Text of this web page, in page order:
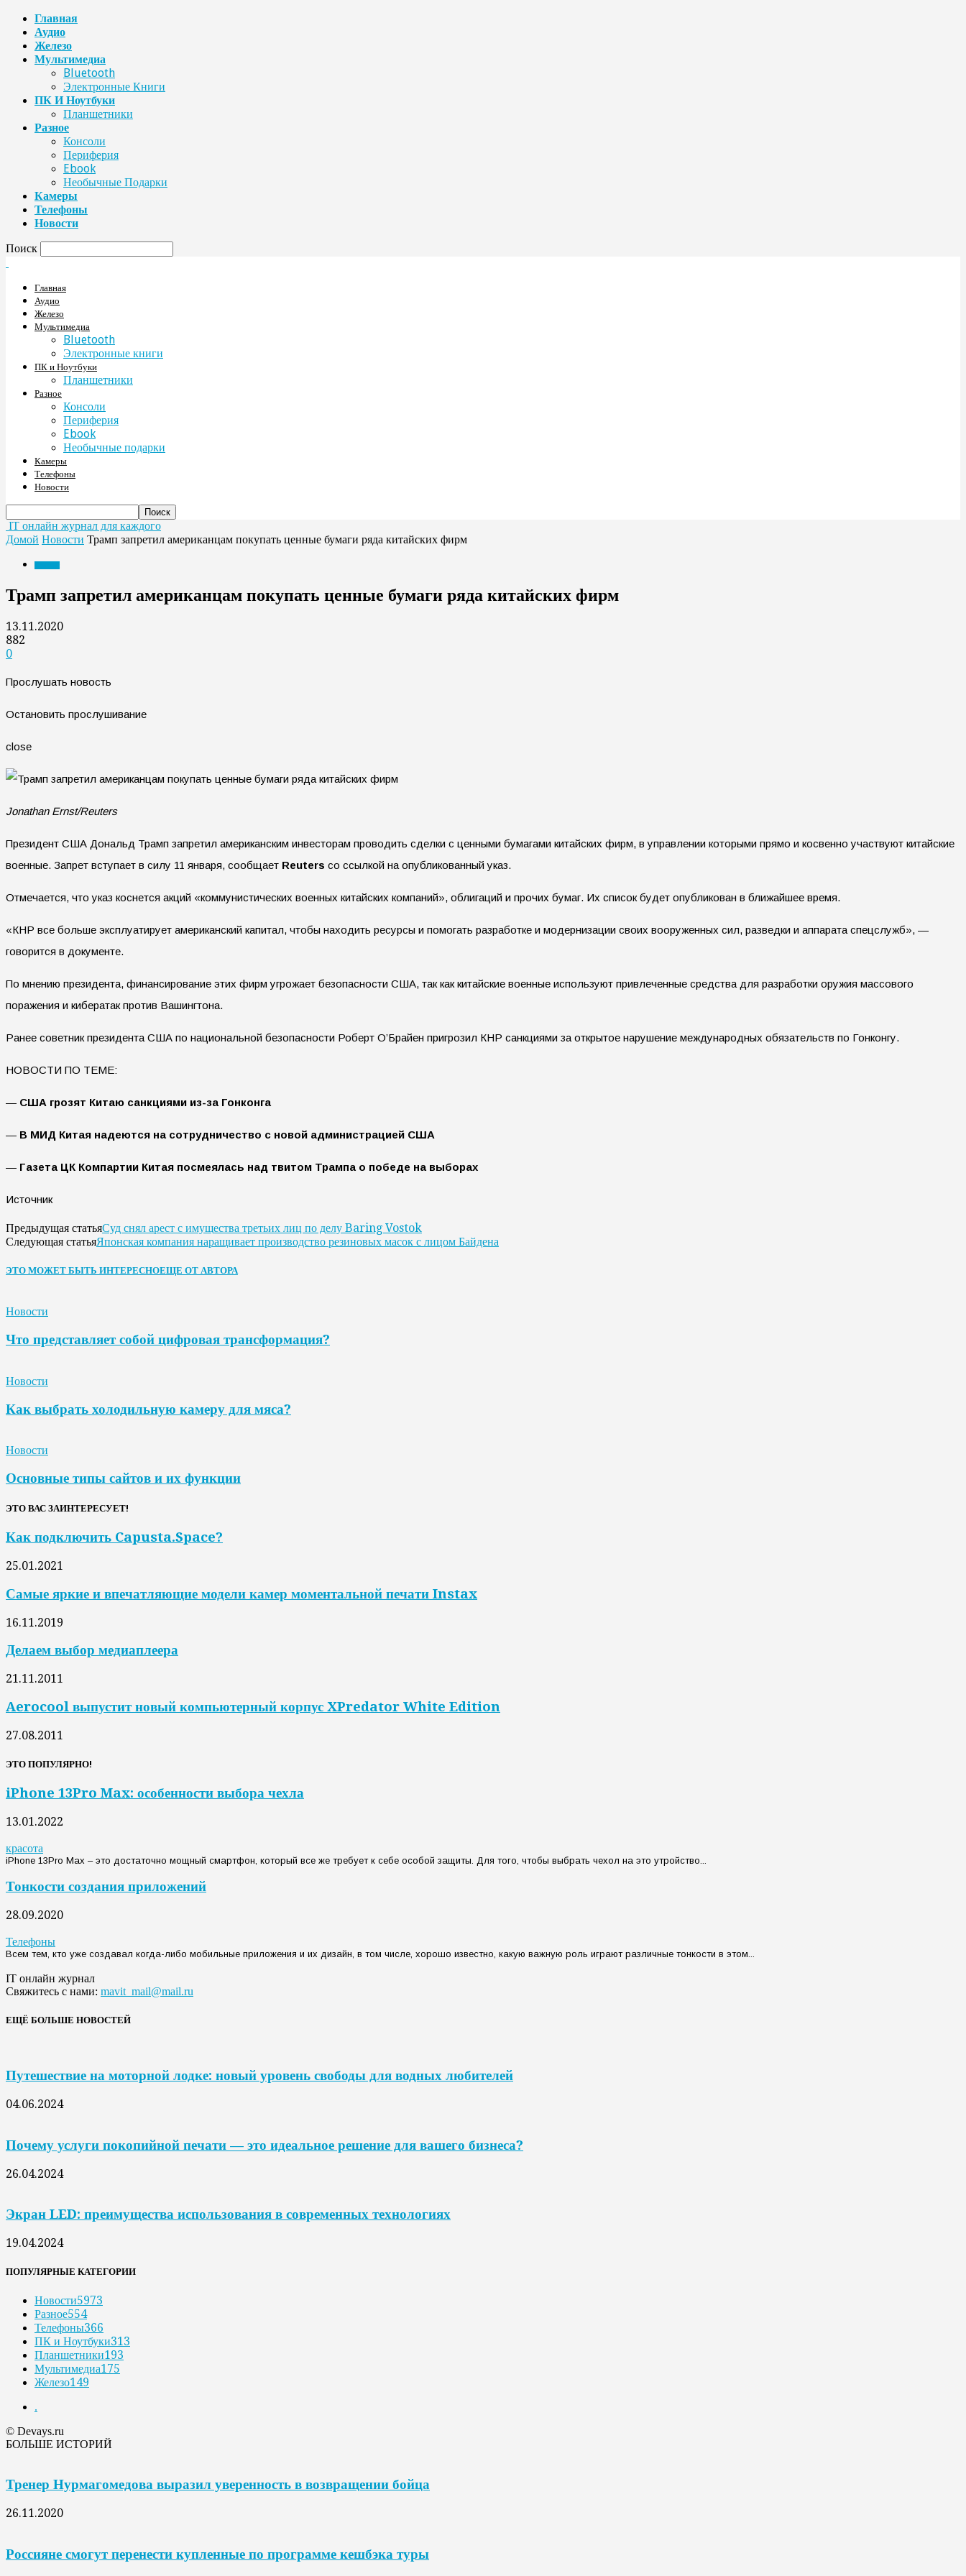
Главная
Аудио
Железо
Мультимедиа
Bluetooth
Электронные Книги
ПК И Ноутбуки
Планшетники
Разное
Консоли
Периферия
Ebook
Необычные Подарки
Камеры
Телефоны
Новости
Поиск
Главная
Аудио
Железо
Мультимедиа
Bluetooth
Электронные книги
ПК и Ноутбуки
Планшетники
Разное
Консоли
Периферия
Ebook
Необычные подарки
Камеры
Телефоны
Новости
IT онлайн журнал для каждого
Домой Новости Трамп запретил американцам покупать ценные бумаги ряда китайских фирм
Трамп запретил американцам покупать ценные бумаги ряда китайских фирм
13.11.2020
882
0
Прослушать новость
Остановить прослушивание
close
Jonathan Ernst/Reuters
Президент США Дональд Трамп запретил американским инвесторам проводить сделки с ценными бумагами китайских фирм, в управлении которыми прямо и косвенно участвуют китайские
военные. Запрет вступает в силу 11 января, сообщает Reuters со ссылкой на опубликованный указ.
Отмечается, что указ коснется акций «коммунистических военных китайских компаний», облигаций и прочих бумаг. Их список будет опубликован в ближайшее время.
«КНР все больше эксплуатирует американский капитал, чтобы находить ресурсы и помогать разработке и модернизации своих вооруженных сил, разведки и аппарата спецслужб», —
говорится в документе.
По мнению президента, финансирование этих фирм угрожает безопасности США, так как китайские военные используют привлеченные средства для разработки оружия массового
поражения и кибератак против Вашингтона.
Ранее советник президента США по национальной безопасности Роберт О’Брайен пригрозил КНР санкциями за открытое нарушение международных обязательств по Гонконгу.
НОВОСТИ ПО ТЕМЕ:
— США грозят Китаю санкциями из-за Гонконга
— В МИД Китая надеются на сотрудничество с новой администрацией США
— Газета ЦК Компартии Китая посмеялась над твитом Трампа о победе на выборах
Источник
Предыдущая статьяСуд снял арест с имущества третьих лиц по делу Baring Vostok
Следующая статьяЯпонская компания наращивает производство резиновых масок с лицом Байдена
ЭТО МОЖЕТ БЫТЬ ИНТЕРЕСНОЕЩЕ ОТ АВТОРА
Новости
Что представляет собой цифровая трансформация?
Новости
Как выбрать холодильную камеру для мяса?
Новости
Основные типы сайтов и их функции
ЭТО ВАС ЗАИНТЕРЕСУЕТ!
Как подключить Capusta.Space?
25.01.2021
Самые яркие и впечатляющие модели камер моментальной печати Instax
16.11.2019
Делаем выбор медиаплеера
21.11.2011
Aerocool выпустит новый компьютерный корпус XPredator White Edition
27.08.2011
ЭТО ПОПУЛЯРНО!
iPhone 13Pro Max: особенности выбора чехла
13.01.2022
красота
iPhone 13Pro Max – это достаточно мощный смартфон, который все же требует к себе особой защиты. Для того, чтобы выбрать чехол на это утройство...
Тонкости создания приложений
28.09.2020
Телефоны
Всем тем, кто уже создавал когда-либо мобильные приложения и их дизайн, в том числе, хорошо известно, какую важную роль играют различные тонкости в этом...
IT онлайн журнал
Свяжитесь с нами: mavit_mail@mail.ru
ЕЩЁ БОЛЬШЕ НОВОСТЕЙ
Путешествие на моторной лодке: новый уровень свободы для водных любителей
04.06.2024
Почему услуги покопийной печати — это идеальное решение для вашего бизнеса?
26.04.2024
Экран LED: преимущества использования в современных технологиях
19.04.2024
ПОПУЛЯРНЫЕ КАТЕГОРИИ
Новости5973
Разное554
Телефоны366
ПК и Ноутбуки313
Планшетники193
Мультимедиа175
Железо149
.
© Devays.ru
БОЛЬШЕ ИСТОРИЙ
Тренер Нурмагомедова выразил уверенность в возвращении бойца
26.11.2020
Россияне смогут перенести купленные по программе кешбэка туры